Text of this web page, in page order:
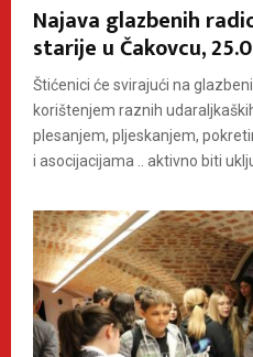
Najava glazbenih
starije u Čakovcu,
Štićenici će svirajući na
korištenjem raznih
plesanjem, pljeskanjem,
i asocijacijama .. aktivno biti